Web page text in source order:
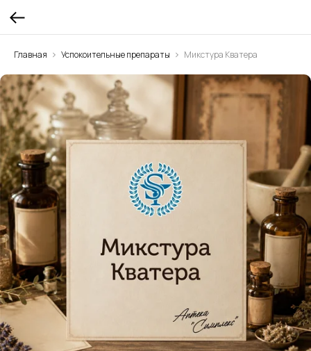
Главная Успокоительные препараты Микстура Кватера